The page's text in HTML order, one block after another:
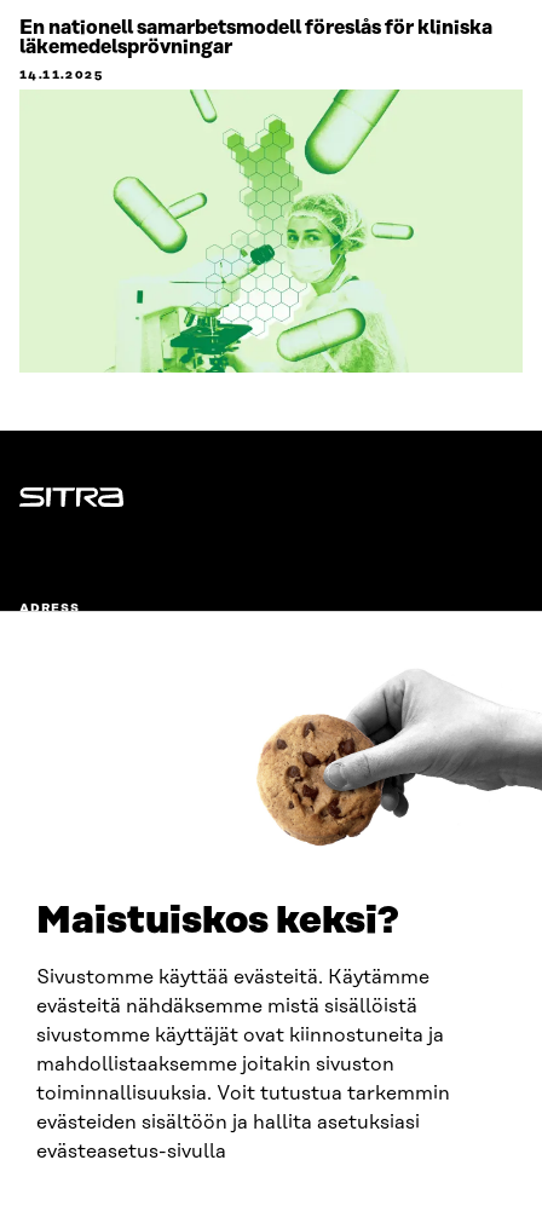
Maistuiskos keksi?
Sivustomme käyttää evästeitä. Käytämme
evästeitä nähdäksemme mistä sisällöistä
sivustomme käyttäjät ovat kiinnostuneita ja
mahdollistaaksemme joitakin sivuston
toiminnallisuuksia. Voit tutustua tarkemmin
evästeiden sisältöön ja hallita asetuksiasi
evästeasetus-sivulla
En nationell samarbetsmodell föreslås för kliniska
läkemedelsprövningar
14.11.2025
Sitra
ADRESS
fornamn.efternamn@sitra.fi
SITRA PÅ SOCIALA MEDIER
LinkedIn
Instagram
YouTube